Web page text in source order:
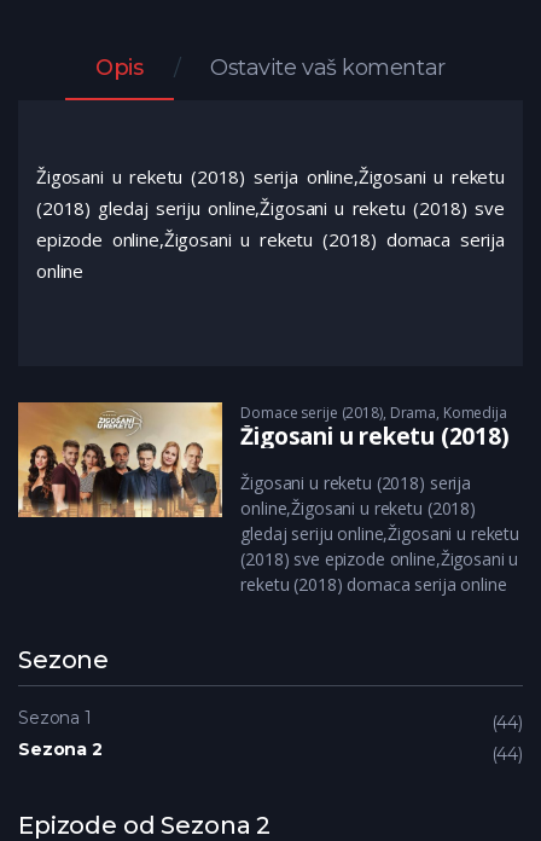
Opis Ostavite vaš komentar
Žigosani u reketu (2018) serija online,Žigosani u reketu
(2018) gledaj seriju online,Žigosani u reketu (2018) sve
epizode online,Žigosani u reketu (2018) domaca serija
online
Domace serije (2018), Drama, Komedija
Žigosani u reketu (2018)
Žigosani u reketu (2018) serija
online,Žigosani u reketu (2018)
gledaj seriju online,Žigosani u reketu
(2018) sve epizode online,Žigosani u
reketu (2018) domaca serija online
Sezone
Sezona 1
44
Sezona 2
44
Epizode od Sezona 2